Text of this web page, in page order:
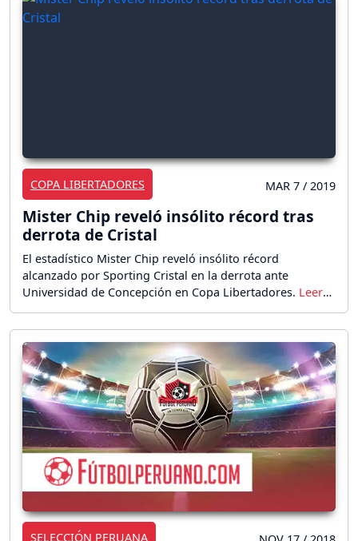
COPA LIBERTADORES MAR 7 / 2019
Mister Chip reveló insólito récord tras
derrota de Cristal
El estadístico Mister Chip reveló insólito récord
alcanzado por Sporting Cristal en la derrota ante
Universidad de Concepción en Copa Libertadores.
SELECCIÓN PERUANA